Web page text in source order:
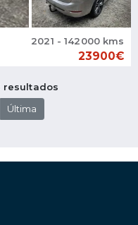
2021 - 142000 kms
23900€
resultados
Última